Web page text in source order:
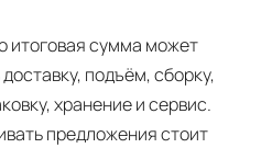
итоговая сумма может
подъём, сборку,
хранение и сервис.
предложения стоит